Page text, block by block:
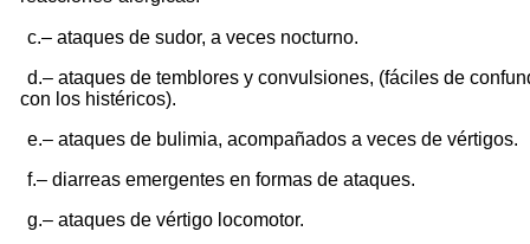
c.– ataques de sudor, a veces nocturno.
d.– ataques de temblores y convulsiones, (fáciles de
con los histéricos).
e.– ataques de bulimia, acompañados a veces de vértigos.
f.– diarreas emergentes en formas de ataques.
g.– ataques de vértigo locomotor.